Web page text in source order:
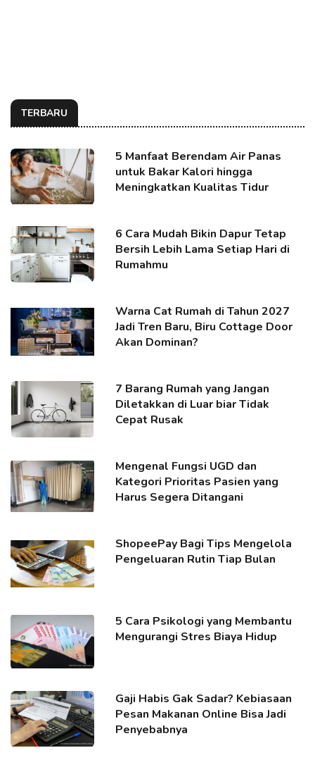
TERBARU
5 Manfaat Berendam Air Panas
untuk Bakar Kalori hingga
Meningkatkan Kualitas Tidur
6 Cara Mudah Bikin Dapur Tetap
Bersih Lebih Lama Setiap Hari di
Rumahmu
Warna Cat Rumah di Tahun 2027
Jadi Tren Baru, Biru Cottage Door
Akan Dominan?
7 Barang Rumah yang Jangan
Diletakkan di Luar biar Tidak
Cepat Rusak
Mengenal Fungsi UGD dan
Kategori Prioritas Pasien yang
Harus Segera Ditangani
ShopeePay Bagi Tips Mengelola
Pengeluaran Rutin Tiap Bulan
5 Cara Psikologi yang Membantu
Mengurangi Stres Biaya Hidup
Gaji Habis Gak Sadar? Kebiasaan
Pesan Makanan Online Bisa Jadi
Penyebabnya